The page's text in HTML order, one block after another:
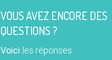
VOUS AVEZ ENCORE DES
QUESTIONS ?
Voici les réponses